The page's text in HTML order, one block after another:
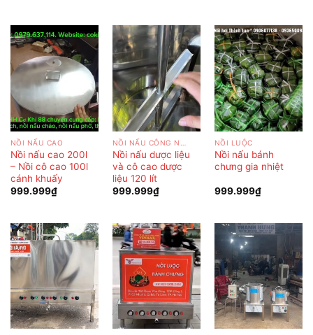
NỒI NẤU CAO
Nồi nấu cao 200l
– Nồi cô cao 100l
cánh khuấy
999.999₫
Nồi nấu dược liệu
và cô cao dược
liệu 120 lít
999.999₫
NỒI LUỘC
Nồi nấu bánh
chưng gia nhiệt
999.999₫